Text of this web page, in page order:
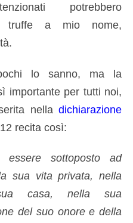
potrebbero
truffe a mio nome,
lo sanno, ma la
importante per tutti noi,
nelladichiarazione
recita così:
essere sottoposto ad
sua vita privata, nella
casa, nella sua
del suo onore e della